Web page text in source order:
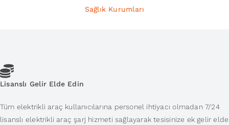
Sağlık Kurumları
Lisanslı Gelir Elde Edin
Tüm elektrikli araç kullanıcılarına personel ihtiyacı olmadan 7/24
lisanslı elektrikli araç şarj hizmeti sağlayarak tesisinize ek gelir elde